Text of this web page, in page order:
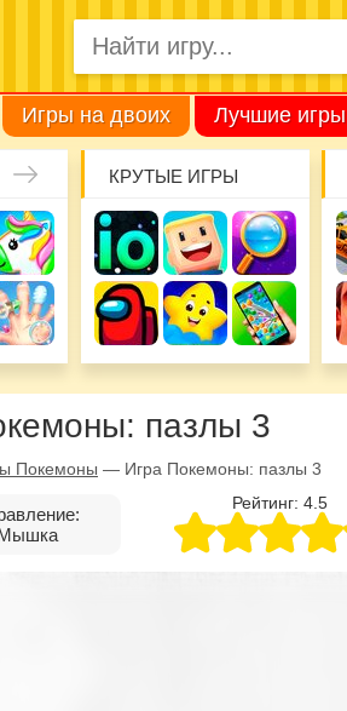
Игры на двоих Лучшие игры
КРУТЫЕ ИГРЫ
пазлы 3
Покемоны — Игра Покемоны: пазлы 3
Рейтинг: 4.5